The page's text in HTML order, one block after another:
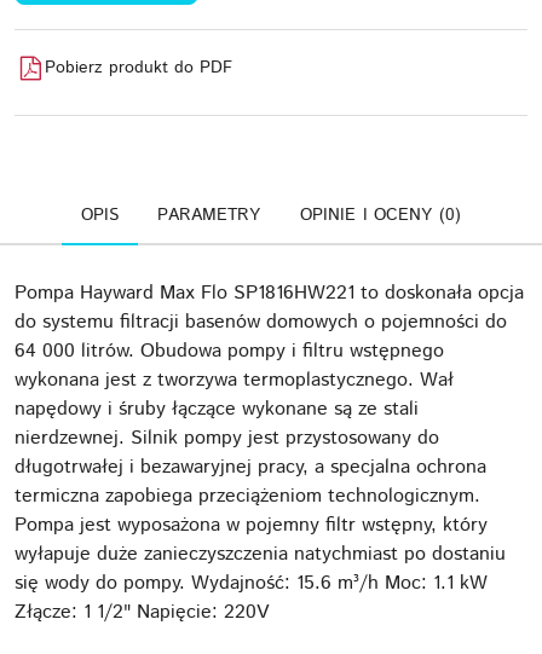
Pobierz produkt do PDF
OPIS PARAMETRY OPINIE I OCENY (0)
Pompa Hayward Max Flo SP1816HW221 to doskonała opcja
do systemu filtracji basenów domowych o pojemności do
64 000 litrów. Obudowa pompy i filtru wstępnego
wykonana jest z tworzywa termoplastycznego. Wał
napędowy i śruby łączące wykonane są ze stali
nierdzewnej. Silnik pompy jest przystosowany do
długotrwałej i bezawaryjnej pracy, a specjalna ochrona
termiczna zapobiega przeciążeniom technologicznym.
Pompa jest wyposażona w pojemny filtr wstępny, który
wyłapuje duże zanieczyszczenia natychmiast po dostaniu
się wody do pompy. Wydajność: 15.6 m³/h Moc: 1.1 kW
Złącze: 1 1/2" Napięcie: 220V